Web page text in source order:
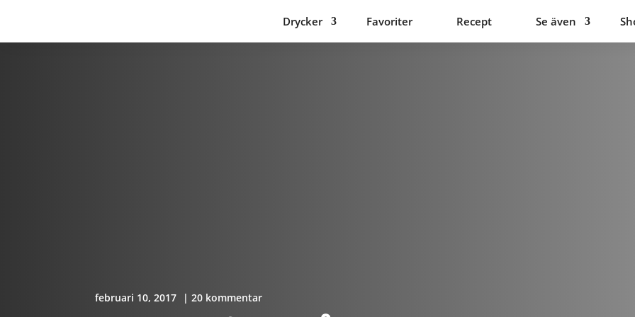
Drycker Favoriter Recept Se även
februari 10, 2017 | 20 kommentar